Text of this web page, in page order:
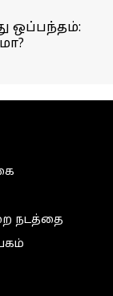
ஒப்பந்தம்:
நடத்தை